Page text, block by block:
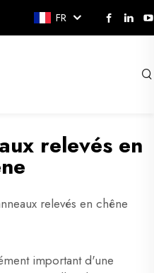
FR
relevés en
relevés en chêne
important d'une